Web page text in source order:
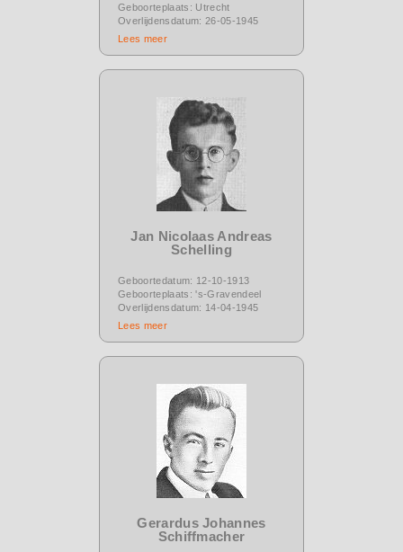
Geboorteplaats: Utrecht
Overlijdensdatum: 26-05-1945
Lees meer
Jan Nicolaas Andreas
Schelling
Geboortedatum: 12-10-1913
Geboorteplaats: 's-Gravendeel
Overlijdensdatum: 14-04-1945
Lees meer
Gerardus Johannes
Schiffmacher